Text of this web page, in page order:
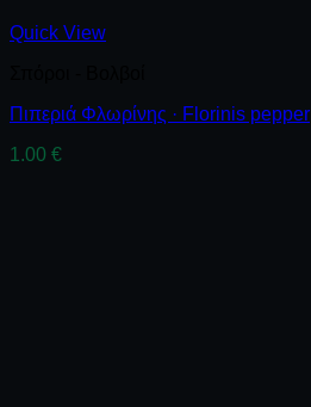
Quick View
Πιπεριά Φλωρίνης · Florinis pepper
1.00 €